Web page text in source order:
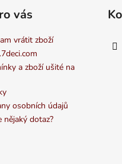
vás
vrátit zboží
a zboží ušité na
osobních údajů
dotaz?